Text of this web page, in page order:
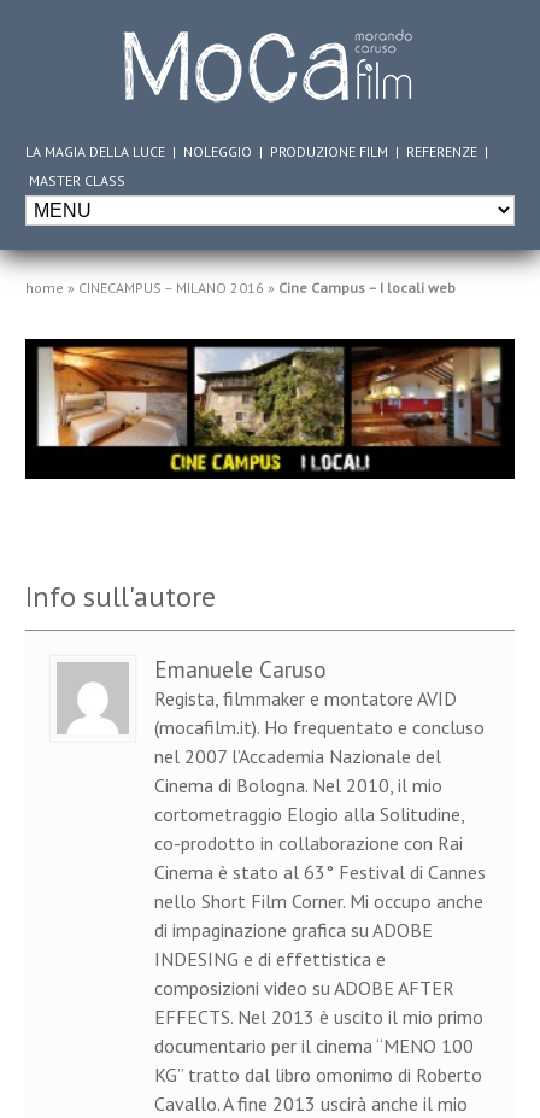
LA MAGIA DELLA LUCE | NOLEGGIO | PRODUZIONE FILM | REFERENZE |
MASTER CLASS
home » CINECAMPUS – MILANO 2016 » Cine Campus – I locali web
Info sull'autore
Emanuele Caruso
Regista, filmmaker e montatore AVID
(mocafilm.it). Ho frequentato e concluso
nel 2007 l’Accademia Nazionale del
Cinema di Bologna. Nel 2010, il mio
cortometraggio Elogio alla Solitudine,
co-prodotto in collaborazione con Rai
Cinema è stato al 63° Festival di Cannes
nello Short Film Corner. Mi occupo anche
di impaginazione grafica su ADOBE
INDESING e di effettistica e
composizioni video su ADOBE AFTER
EFFECTS. Nel 2013 è uscito il mio primo
documentario per il cinema “MENO 100
KG” tratto dal libro omonimo di Roberto
Cavallo. A fine 2013 uscirà anche il mio